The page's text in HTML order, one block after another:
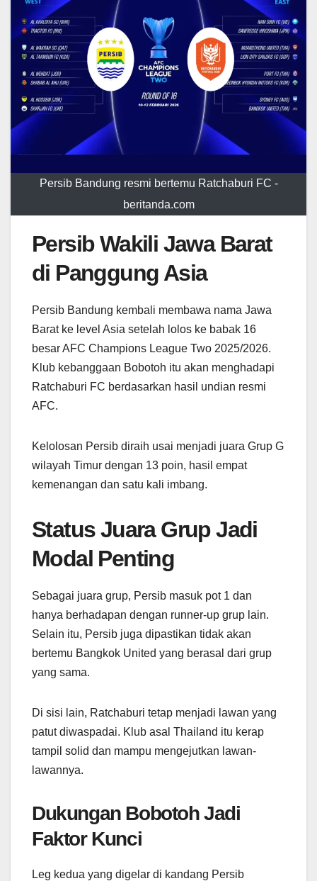
Persib Bandung resmi bertemu Ratchaburi FC -
beritanda.com
Persib Wakili Jawa Barat
di Panggung Asia
Persib Bandung kembali membawa nama Jawa
Barat ke level Asia setelah lolos ke babak 16
besar AFC Champions League Two 2025/2026.
Klub kebanggaan Bobotoh itu akan menghadapi
Ratchaburi FC berdasarkan hasil undian resmi
AFC.
Kelolosan Persib diraih usai menjadi juara Grup G
wilayah Timur dengan 13 poin, hasil empat
kemenangan dan satu kali imbang.
Status Juara Grup Jadi
Modal Penting
Sebagai juara grup, Persib masuk pot 1 dan
hanya berhadapan dengan runner-up grup lain.
Selain itu, Persib juga dipastikan tidak akan
bertemu Bangkok United yang berasal dari grup
yang sama.
Di sisi lain, Ratchaburi tetap menjadi lawan yang
patut diwaspadai. Klub asal Thailand itu kerap
tampil solid dan mampu mengejutkan lawan-
lawannya.
Dukungan Bobotoh Jadi
Faktor Kunci
Leg kedua yang digelar di kandang Persib